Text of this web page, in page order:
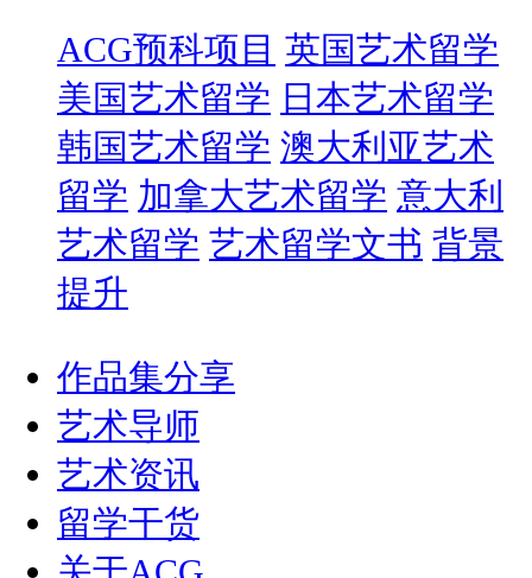
ACG预科项目 英国艺术留学
美国艺术留学 日本艺术留学
韩国艺术留学 澳大利亚艺术
留学 加拿大艺术留学 意大利
艺术留学 艺术留学文书 背景
提升
作品集分享
艺术导师
艺术资讯
留学干货